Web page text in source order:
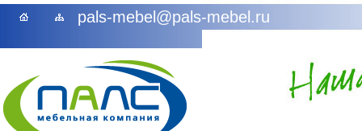
pals-mebel@pals-mebel.ru